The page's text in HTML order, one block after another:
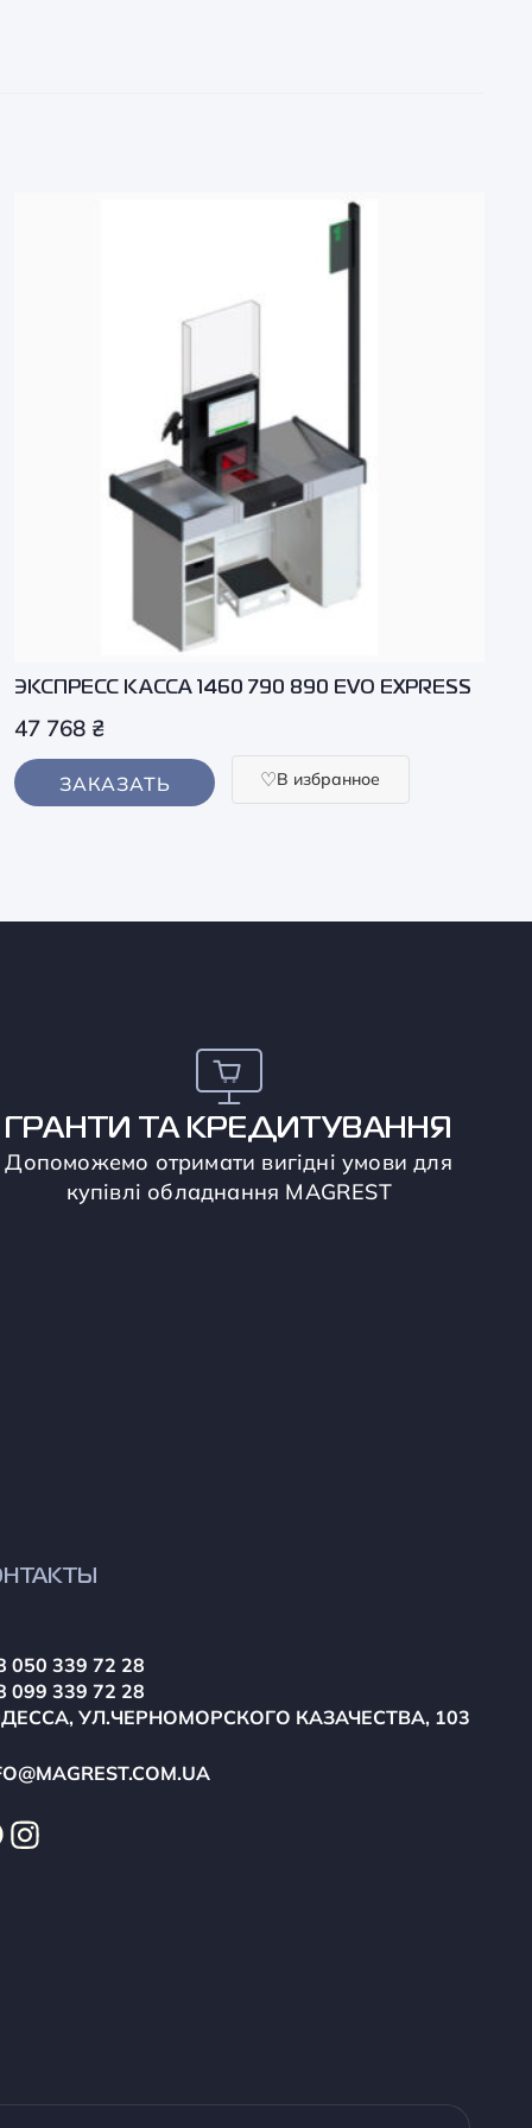
ЭКСПРЕСС КАССА 1460 790 890 EVO EXPRESS
47 768 ₴
ЗАКАЗАТЬ В избранное
ГРАНТИ ТА КРЕДИТУВАННЯ
Допоможемо отримати вигідні умови для
купівлі обладнання MAGREST
050 339 72 28
099 339 72 28
УЛ.ЧЕРНОМОРСКОГО КАЗАЧЕСТВА, 103